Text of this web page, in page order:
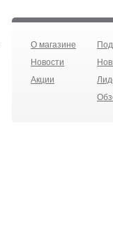
О магазине
Новости
Акции